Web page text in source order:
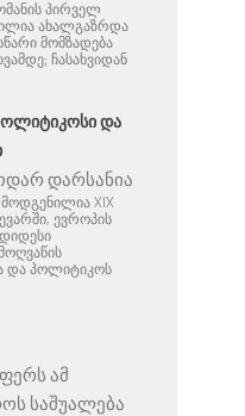
პირველ
ახალგაზრდა
მომზადება
ჩასახვიდან
ᲓᲐ
დარსანია
XIX
ევროპის
და პოლიტიკოს
ამ
საშუალება